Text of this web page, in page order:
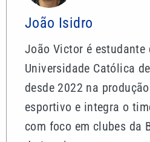
João Isidro
João Victor é estudante
Universidade Católica
desde 2022 na
esportivo e integra o
com foco em clubes da